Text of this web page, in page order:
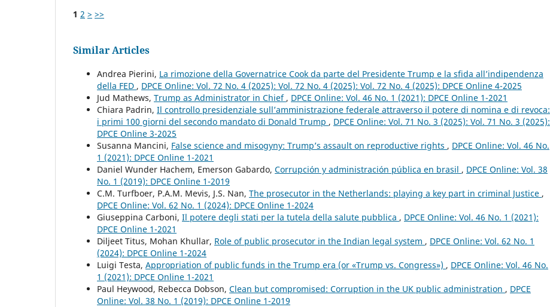
1 2 > >>
Similar Articles
Andrea Pierini, La rimozione della Governatrice Cook da parte del Presidente Trump e la sfida all’indipendenza
della FED , DPCE Online: Vol. 72 No. 4 (2025): Vol. 72 No. 4 (2025): Vol. 72 No. 4 (2025): DPCE Online 4-2025
Jud Mathews, Trump as Administrator in Chief , DPCE Online: Vol. 46 No. 1 (2021): DPCE Online 1-2021
Chiara Padrin, Il controllo presidenziale sull’amministrazione federale attraverso il potere di nomina e di revoca:
i primi 100 giorni del secondo mandato di Donald Trump , DPCE Online: Vol. 71 No. 3 (2025): Vol. 71 No. 3 (2025):
DPCE Online 3-2025
Susanna Mancini, False science and misogyny: Trump’s assault on reproductive rights , DPCE Online: Vol. 46 No.
1 (2021): DPCE Online 1-2021
Daniel Wunder Hachem, Emerson Gabardo, Corrupción y administración pública en brasil , DPCE Online: Vol. 38
No. 1 (2019): DPCE Online 1-2019
C.M. Turfboer, P.A.M. Mevis, J.S. Nan, The prosecutor in the Netherlands: playing a key part in criminal Justice ,
DPCE Online: Vol. 62 No. 1 (2024): DPCE Online 1-2024
Giuseppina Carboni, Il potere degli stati per la tutela della salute pubblica , DPCE Online: Vol. 46 No. 1 (2021):
DPCE Online 1-2021
Diljeet Titus, Mohan Khullar, Role of public prosecutor in the Indian legal system , DPCE Online: Vol. 62 No. 1
(2024): DPCE Online 1-2024
Luigi Testa, Appropriation of public funds in the Trump era (or «Trump vs. Congress») , DPCE Online: Vol. 46 No.
1 (2021): DPCE Online 1-2021
Paul Heywood, Rebecca Dobson, Clean but compromised: Corruption in the UK public administration , DPCE
Online: Vol. 38 No. 1 (2019): DPCE Online 1-2019